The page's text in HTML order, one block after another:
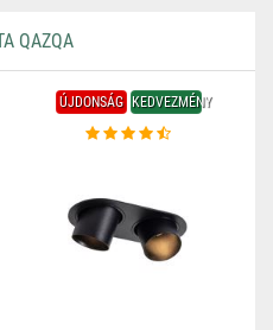
QAZQA
ÚJDONSÁG KEDVEZMÉNY